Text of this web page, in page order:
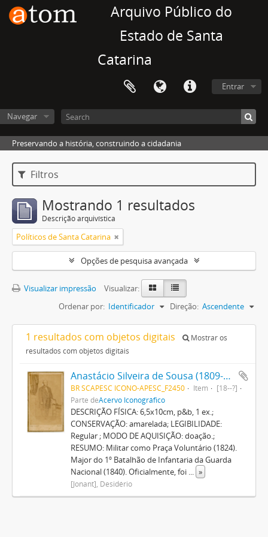
Arquivo Público do
Estado de Santa
Catarina
Entrar
Navegar
Preservando a história, construindo a cidadania
Filtros
Mostrando 1 resultados
Descrição arquivística
Políticos de Santa Catarina
Opções de pesquisa avançada
Visualizar impressão
Visualizar:
Ordenar por: Identificador Direção: Ascendente
1 resultados com objetos digitais
Mostrar os
resultados com objetos digitais
Anastácio Silveira de Sousa (1809-1880)
BR SCAPESC ICONO-APESC_F2450 Item
[18--?]
Parte deAcervo Iconográfico
DESCRIÇÃO FÍSICA: 6,5x10cm, p&b, 1 ex.;
CONSERVAÇÃO: amarelada; LEGIBILIDADE:
Regular ; MODO DE AQUISIÇÃO: doação.;
RESUMO: Militar como Praça Voluntário (1824).
Major do 1º Batalhão de Infantaria da Guarda
Nacional (1840). Oficialmente, foi ... »
[Jonant], Desidério